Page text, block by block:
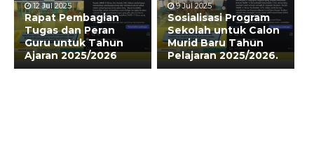
12 Jul 2025
Rapat Pembagian
Tugas dan Peran
Guru untuk Tahun
Ajaran 2025/2026
9 Jul 2025
Sosialisasi Program
Sekolah untuk Calon
Murid Baru Tahun
Pelajaran 2025/2026.